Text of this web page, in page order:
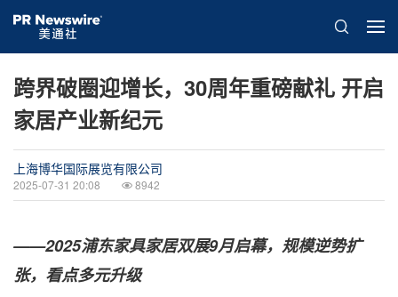
跨界破圈迎增长，30周年重磅献礼 开启
家居产业新纪元
上海博华国际展览有限公司
2025-07-31 20:08 8942
——2025浦东家具家居双展9月启幕，规模逆势扩
张，看点多元升级